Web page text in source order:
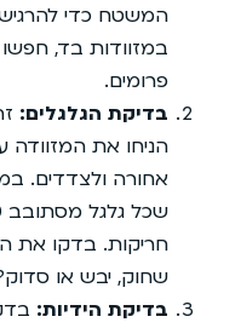
המשטח כדי
במזוודות בד,
פרומים.
בדיקת הגלגלים:
הניחו את המזוודה
חריקות. בדקו את
שחוק, יבש או
בדיקת הידיות: